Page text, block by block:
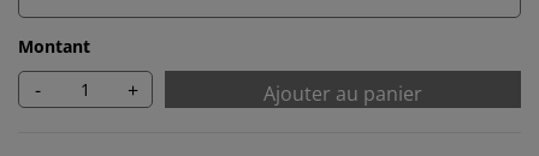
Montant
- + Ajouter au panier